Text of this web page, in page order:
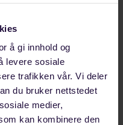
å gi innhold og
levere sosiale
trafikken vår. Vi deler
du bruker nettstedet
medier,
kan kombinere den
nettsider
har egne